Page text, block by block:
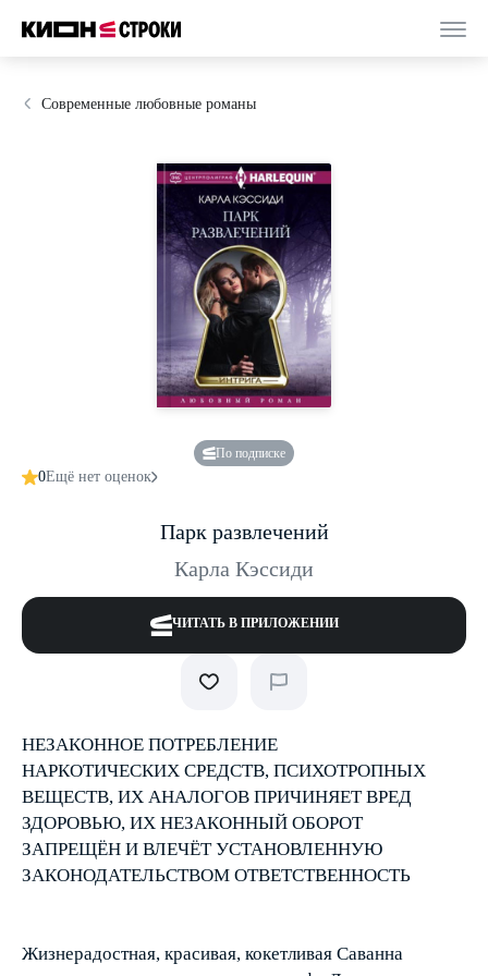
Современные любовные романы
По подписке
0Ещё нет оценок
Парк развлечений
Карла Кэссиди
ЧИТАТЬ В ПРИЛОЖЕНИИ
НЕЗАКОННОЕ ПОТРЕБЛЕНИЕ
НАРКОТИЧЕСКИХ СРЕДСТВ, ПСИХОТРОПНЫХ
ВЕЩЕСТВ, ИХ АНАЛОГОВ ПРИЧИНЯЕТ ВРЕД
ЗДОРОВЬЮ, ИХ НЕЗАКОННЫЙ ОБОРОТ
ЗАПРЕЩЁН И ВЛЕЧЁТ УСТАНОВЛЕННУЮ
ЗАКОНОДАТЕЛЬСТВОМ ОТВЕТСТВЕННОСТЬ
Жизнерадостная, красивая, кокетливая Саванна